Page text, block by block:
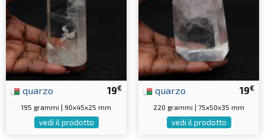
19€
quarzo
195 grammi | 90x45x25 mm
vedi il prodotto
19€
quarzo
220 grammi | 75x50x35 mm
vedi il prodotto